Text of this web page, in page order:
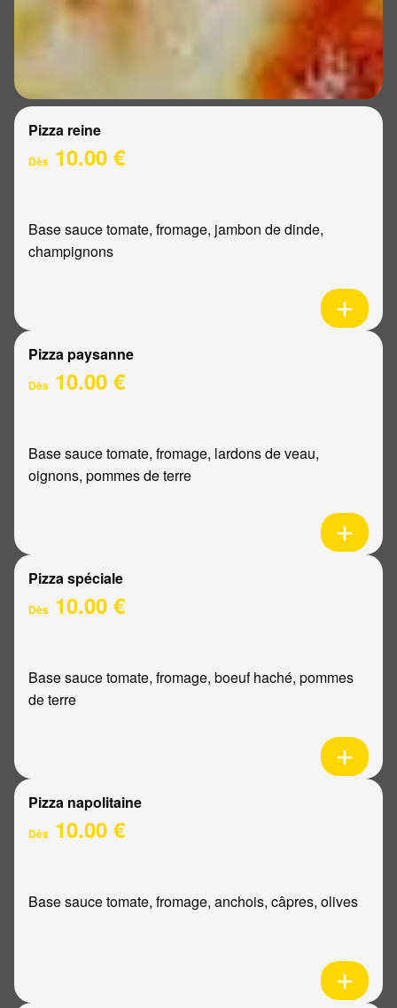
Pizza reine
Dès 10.00 €
Base sauce tomate, fromage, jambon de dinde,
champignons
Pizza paysanne
Dès 10.00 €
Base sauce tomate, fromage, lardons de veau,
oignons, pommes de terre
Pizza spéciale
Dès 10.00 €
Base sauce tomate, fromage, boeuf haché, pommes
de terre
Pizza napolitaine
Dès 10.00 €
Base sauce tomate, fromage, anchois, câpres, olives